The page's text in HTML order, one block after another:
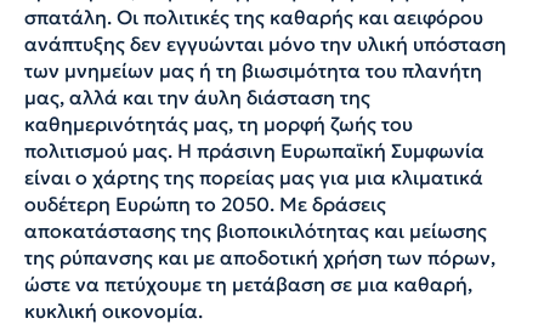
σπατάλη. Οι πολιτικές της καθαρής και αειφόρου
ανάπτυξης δεν εγγυώνται μόνο την υλική υπόσταση
των μνημείων μας ή τη βιωσιμότητα του πλανήτη
μας, αλλά και την άυλη διάσταση της
καθημερινότητάς μας, τη μορφή ζωής του
πολιτισμού μας. Η πράσινη Ευρωπαϊκή Συμφωνία
είναι ο χάρτης της πορείας μας για μια κλιματικά
ουδέτερη Ευρώπη το 2050. Με δράσεις
αποκατάστασης της βιοποικιλότητας και μείωσης
της ρύπανσης και με αποδοτική χρήση των πόρων,
ώστε να πετύχουμε τη μετάβαση σε μια καθαρή,
κυκλική οικονομία.